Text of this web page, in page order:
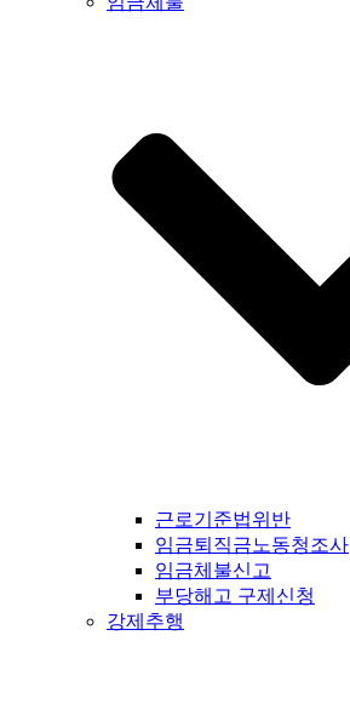
근로기준법위반
임금퇴직금노동청조사
임금체불신고
부당해고 구제신청
강제추행